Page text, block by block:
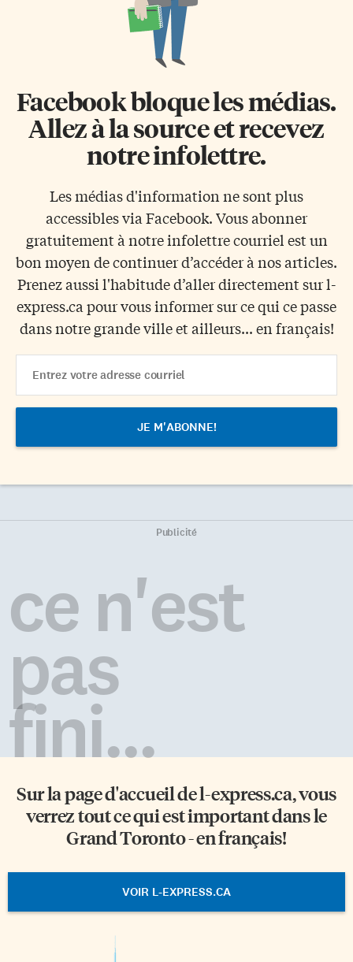
Facebook bloque les médias.
Allez à la source et recevez
notre infolettre.
Les médias d'information ne sont plus
accessibles via Facebook. Vous abonner
gratuitement à notre infolettre courriel est un
bon moyen de continuer d’accéder à nos articles.
Prenez aussi l'habitude d’aller directement sur l-
express.ca pour vous informer sur ce qui ce passe
dans notre grande ville et ailleurs... en français!
Address
Publicité
ce n'est
pas
fini...
Sur la page d'accueil del-express.ca, vous
verrez tout ce qui est important dans le
Grand Toronto - en français!
VOIR L-EXPRESS.CA